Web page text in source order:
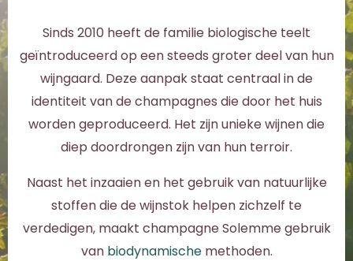
Sinds 2010 heeft de familie biologische teelt
geïntroduceerd op een steeds groter deel van hun
wijngaard. Deze aanpak staat centraal in de
identiteit van de champagnes die door het huis
worden geproduceerd. Het zijn unieke wijnen die
diep doordrongen zijn van hun terroir.
Naast het inzaaien en het gebruik van natuurlijke
stoffen die de wijnstok helpen zichzelf te
verdedigen, maakt champagne Solemme gebruik
van biodynamischemethoden.